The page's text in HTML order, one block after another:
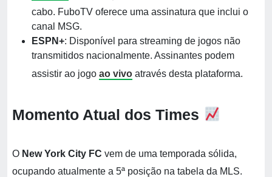
cabo. FuboTV oferece uma assinatura que inclui o
canal MSG.
ESPN+: Disponível para streaming de jogos não
transmitidos nacionalmente. Assinantes podem
assistir ao jogo ao vivo através desta plataforma.
Momento Atual dos Times
O New York City FC vem de uma temporada sólida,
ocupando atualmente a 5ª posição na tabela da MLS.